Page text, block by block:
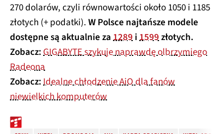
270 dolarów, czyli równowartości około 1050 i 1185
złotych (+ podatki).W Polsce najtańsze modele
dostępne są aktualnie za1289i1599złotych.
Zobacz:GIGABYTE szykuje naprawdę olbrzymiego
Radeona
Zobacz:Idealne chłodzenie AiO dla fanów
niewielkich komputerów